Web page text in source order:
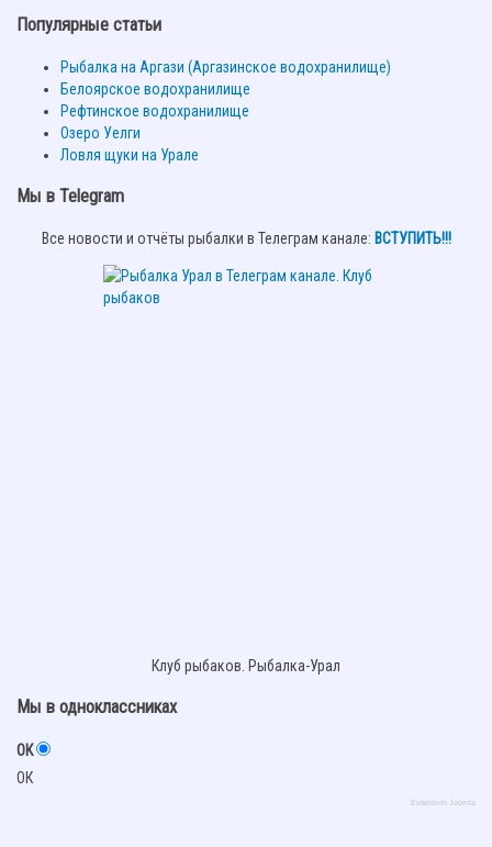
Популярные статьи
Рыбалка на Аргази (Аргазинское водохранилище)
Белоярское водохранилище
Рефтинское водохранилище
Озеро Уелги
Ловля щуки на Урале
Мы в Telegram
Все новости и отчёты рыбалки в Телеграм канале: ВСТУПИТЬ!!!
Клуб рыбаков. Рыбалка-Урал
Мы в одноклассниках
ОК
ОК
Extension Joomla